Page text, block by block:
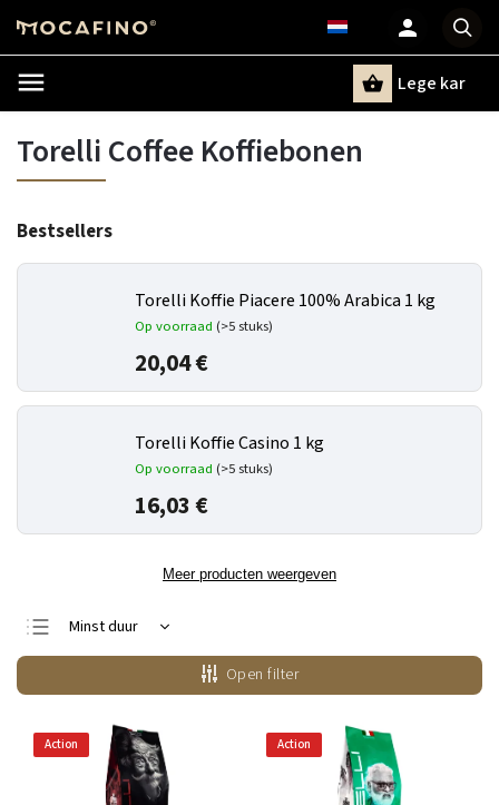
Lege kar
Torelli Coffee Koffiebonen
Bestsellers
Torelli Koffie Piacere 100% Arabica 1 kg
Op voorraad (>5 stuks)
20,04 €
Torelli Koffie Casino 1 kg
Op voorraad (>5 stuks)
16,03 €
Meer producten weergeven
Minst duur
Duurste
Bestsellers
Alfabetisch
Open filter
Action Action